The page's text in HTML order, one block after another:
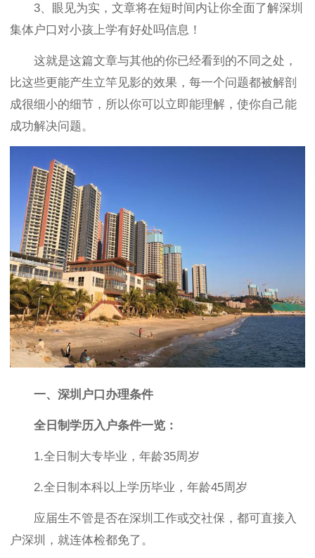
3、眼见为实，文章将在短时间内让你全面了解深圳
集体户口对小孩上学有好处吗信息！
这就是这篇文章与其他的你已经看到的不同之处，
比这些更能产生立竿见影的效果，每一个问题都被解剖
成很细小的细节，所以你可以立即能理解，使你自己能
成功解决问题。
一、深圳户口办理条件
全日制学历入户条件一览：
1.全日制大专毕业，年龄35周岁
2.全日制本科以上学历毕业，年龄45周岁
应届生不管是否在深圳工作或交社保，都可直接入
户深圳，就连体检都免了。